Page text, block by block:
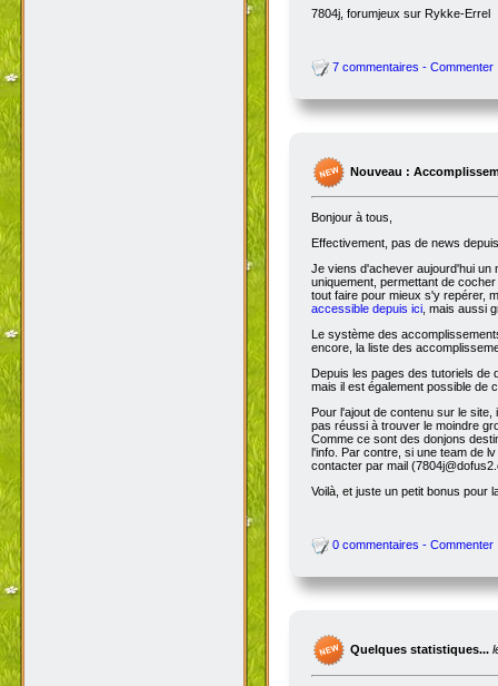
7804j, forumjeux sur Rykke-Errel
7 commentaires - Commenter
Nouveau :
Bonjour à tous,
Effectivement, pas de news
Je viens d'achever aujourd'hui
uniquement, permettant de
tout faire pour mieux s'y repérer,
accessible depuis ici, mais aussi
Le système des
encore, la liste des
Depuis les pages des tutoriels de
mais il est également possible de
Pour l'ajout de contenu sur le
pas réussi à trouver le moindre
Comme ce sont des donjons
l'info. Par contre, si une team de
contacter par mail
Voilà, et juste un petit bonus pour
0 commentaires - Commenter
Quelques statistiques...